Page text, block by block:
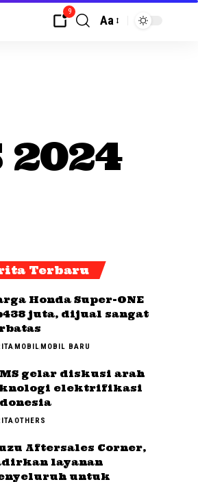
9
Aa
Terbaru
Honda Super-ONE
juta, dijual sangat
MOBILMOBIL BARU
gelar diskusi arah
elektrifikasi
OTHERS
Aftersales Corner,
layanan
untuk